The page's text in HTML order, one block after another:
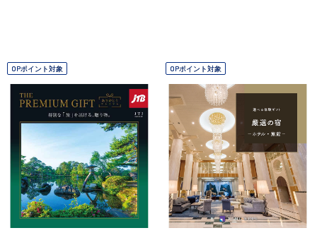
OPポイント対象 OPポイント対象